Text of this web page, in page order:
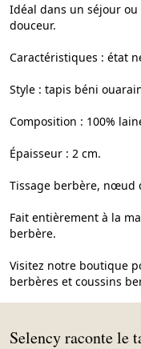
Idéal dans un séjour
douceur.
Caractéristiques : état
Style : tapis béni
Composition : 100%
Épaisseur : 2 cm.
Tissage berbère, nœud
Fait entièrement à la
berbère.
Visitez notre boutique
berbères et coussins
Selency raconte le